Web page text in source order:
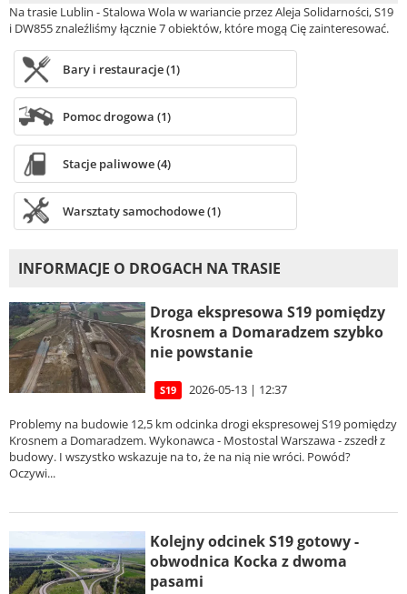
Na trasie Lublin - Stalowa Wola w wariancie przez Aleja Solidarności, S19
i DW855 znaleźliśmy łącznie 7 obiektów, które mogą Cię zainteresować.
Bary i restauracje (1)
Pomoc drogowa (1)
Stacje paliwowe (4)
Warsztaty samochodowe (1)
INFORMACJE O DROGACH NA TRASIE
Droga ekspresowa S19 pomiędzy
Krosnem a Domaradzem szybko
nie powstanie
S19 2026-05-13 | 12:37
Problemy na budowie 12,5 km odcinka drogi ekspresowej S19 pomiędzy
Krosnem a Domaradzem. Wykonawca - Mostostal Warszawa - zszedł z
budowy. I wszystko wskazuje na to, że na nią nie wróci. Powód?
Oczywi...
Kolejny odcinek S19 gotowy -
obwodnica Kocka z dwoma
pasami